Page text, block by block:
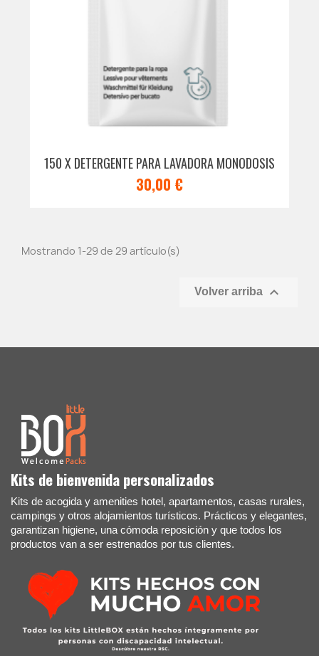
150 X DETERGENTE PARA LAVADORA MONODOSIS
30,00 €
Mostrando 1-29 de 29 artículo(s)
Volver arriba 
Kits de bienvenida personalizados
Kits de acogida y amenities hotel, apartamentos, casas rurales,
campings y otros alojamientos turísticos. Prácticos y elegantes,
garantizan higiene, una cómoda reposición y que todos los
productos van a ser estrenados por tus clientes.